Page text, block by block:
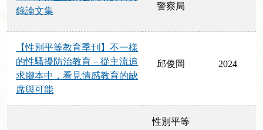
錄論文集
警察局
【性別平等教育季刊】不一樣
的性騷擾防治教育－從主流追
求腳本中，看見情感教育的缺
席與可能
邱俊岡 2024
性別平等